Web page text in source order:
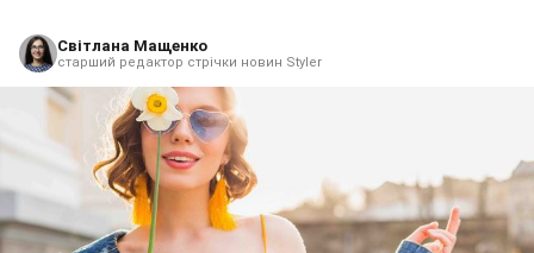
Світлана Мащенко
старший редактор стрічки новин Styler